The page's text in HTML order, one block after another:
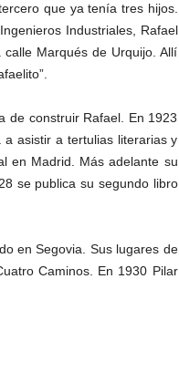
que ya tenía tres hijos.
Industriales, Rafael
Marqués de Urquijo. Allí
de construir Rafael. En 1923
a asistir a tertulias literarias y
en Madrid. Más adelante su
se publica su segundo libro
en Segovia. Sus lugares de
Caminos. En 1930 Pilar